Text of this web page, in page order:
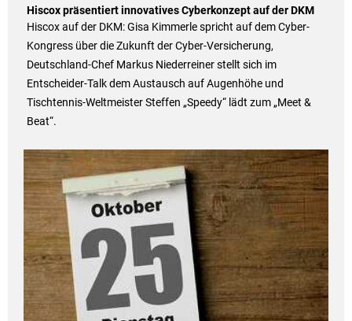
Hiscox präsentiert innovatives Cyberkonzept auf der DKM
Hiscox auf der DKM: Gisa Kimmerle spricht auf dem Cyber-
Kongress über die Zukunft der Cyber-Versicherung,
Deutschland-Chef Markus Niederreiner stellt sich im
Entscheider-Talk dem Austausch auf Augenhöhe und
Tischtennis-Weltmeister Steffen „Speedy“ lädt zum „Meet &
Beat“.